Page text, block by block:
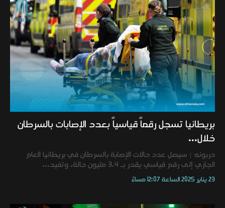
بريطانيا تسجل رقماً قياسياً بعدد الإصابات بالسرطان
خلال...
دربونه | سيصل عدد حالات الإصابة بالسرطان في بريطانيا العام
الجاري إلى رقم قياسي يقدر بـ 3.4 مليون حالة. وتفيد...
23 يناير 2025 الساعة 12:07 مساءً